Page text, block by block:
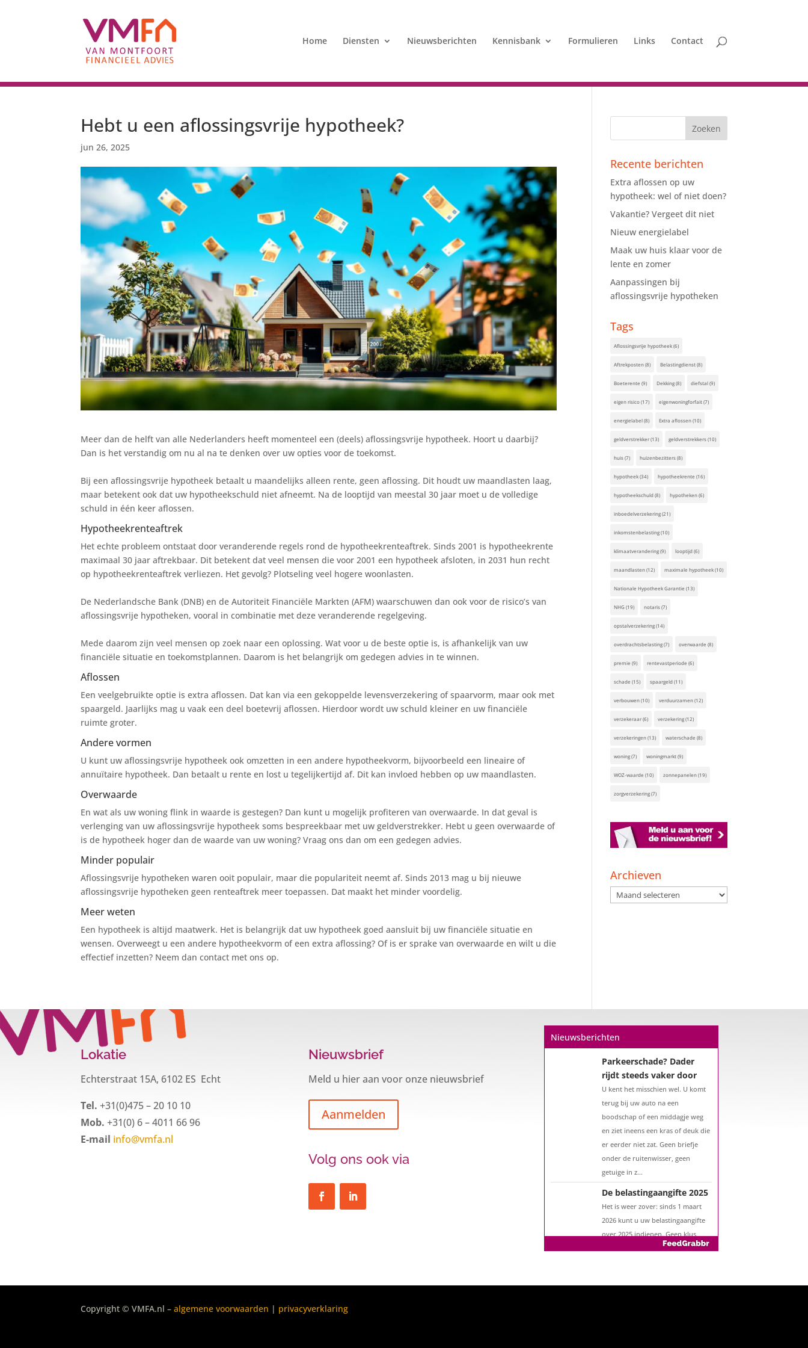
Home Diensten Nieuwsberichten Kennisbank Formulieren Links Contact
Hebt u een aflossingsvrije hypotheek?
jun 26, 2025
Meer dan de helft van alle Nederlanders heeft momenteel een (deels) aflossingsvrije hypotheek. Hoort u daarbij?
Dan is het verstandig om nu al na te denken over uw opties voor de toekomst.
Bij een aflossingsvrije hypotheek betaalt u maandelijks alleen rente, geen aflossing. Dit houdt uw maandlasten laag,
maar betekent ook dat uw hypotheekschuld niet afneemt. Na de looptijd van meestal 30 jaar moet u de volledige
schuld in één keer aflossen.
Hypotheekrenteaftrek
Het echte probleem ontstaat door veranderende regels rond de hypotheekrenteaftrek. Sinds 2001 is hypotheekrente
maximaal 30 jaar aftrekbaar. Dit betekent dat veel mensen die voor 2001 een hypotheek afsloten, in 2031 hun recht
op hypotheekrenteaftrek verliezen. Het gevolg? Plotseling veel hogere woonlasten.
De Nederlandsche Bank (DNB) en de Autoriteit Financiële Markten (AFM) waarschuwen dan ook voor de risico’s van
aflossingsvrije hypotheken, vooral in combinatie met deze veranderende regelgeving.
Mede daarom zijn veel mensen op zoek naar een oplossing. Wat voor u de beste optie is, is afhankelijk van uw
financiële situatie en toekomstplannen. Daarom is het belangrijk om gedegen advies in te winnen.
Aflossen
Een veelgebruikte optie is extra aflossen. Dat kan via een gekoppelde levensverzekering of spaarvorm, maar ook met
spaargeld. Jaarlijks mag u vaak een deel boetevrij aflossen. Hierdoor wordt uw schuld kleiner en uw financiële
ruimte groter.
Andere vormen
U kunt uw aflossingsvrije hypotheek ook omzetten in een andere hypotheekvorm, bijvoorbeeld een lineaire of
annuïtaire hypotheek. Dan betaalt u rente en lost u tegelijkertijd af. Dit kan invloed hebben op uw maandlasten.
Overwaarde
En wat als uw woning flink in waarde is gestegen? Dan kunt u mogelijk profiteren van overwaarde. In dat geval is
verlenging van uw aflossingsvrije hypotheek soms bespreekbaar met uw geldverstrekker. Hebt u geen overwaarde of
is de hypotheek hoger dan de waarde van uw woning? Vraag ons dan om een gedegen advies.
Minder populair
Aflossingsvrije hypotheken waren ooit populair, maar die populariteit neemt af. Sinds 2013 mag u bij nieuwe
aflossingsvrije hypotheken geen renteaftrek meer toepassen. Dat maakt het minder voordelig.
Meer weten
Een hypotheek is altijd maatwerk. Het is belangrijk dat uw hypotheek goed aansluit bij uw financiële situatie en
wensen. Overweegt u een andere hypotheekvorm of een extra aflossing? Of is er sprake van overwaarde en wilt u die
effectief inzetten? Neem dan contact met ons op.
Recente berichten
Extra aflossen op uw
hypotheek: wel of niet doen?
Vakantie? Vergeet dit niet
Nieuw energielabel
Maak uw huis klaar voor de
lente en zomer
Aanpassingen bij
aflossingsvrije hypotheken
Tags
Aflossingsvrije hypotheek(6)
Aftrekposten(8) Belastingdienst(8)
Boeterente (9) Dekking(8) diefstal(9)
eigen risico(17) eigenwoningforfait(7)
energielabel(8) Extra aflossen(10)
geldverstrekker(13) geldverstrekkers(10)
huis(7) huizenbezitters(8)
hypotheek(34) hypotheekrente (16)
hypotheekschuld(8) hypotheken(6)
inboedelverzekering(21)
inkomstenbelasting(10)
klimaatverandering(9) looptijd(6)
maandlasten(12) maximale hypotheek(10)
Nationale Hypotheek Garantie (13)
NHG(19) notaris(7)
opstalverzekering(14)
overdrachtsbelasting(7) overwaarde (8)
premie (9) rentevastperiode (6)
schade (15) spaargeld(11)
verbouwen(10) verduurzamen(12)
verzekeraar(6) verzekering(12)
verzekeringen(13) waterschade (8)
woning(7) woningmarkt(9)
WOZ-waarde (10) zonnepanelen(19)
zorgverzekering(7)
Archieven
Archieven
Lokatie
Echterstraat 15A, 6102 ES Echt
Tel. +31(0)475 – 20 10 10
Mob. +31(0) 6 – 4011 66 96
E-mail info@vmfa.nl
Nieuwsbrief
Meld u hier aan voor onze nieuwsbrief
Aanmelden
Volg ons ook via
Nieuwsberichten
hypotheek als u 57 jaar of ouder
bent?...
Parkeerschade? Dader
rijdt steeds vaker door
U kent het misschien wel. U komt
terug bij uw auto na een
boodschap of een middagje weg
en ziet ineens een kras of deuk die
er eerder niet zat. Geen briefje
onder de ruitenwisser, geen
getuige in z...
De belastingaangifte 2025
Het is weer zover: sinds 1 maart
2026 kunt u uw belastingaangifte
over 2025 indienen. Geen klus
waar u naar uitkijkt, maar wél een
Copyright © VMFA.nl –algemene voorwaarden | privacyverklaring